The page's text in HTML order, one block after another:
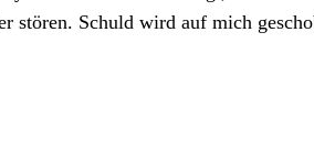
stören. Schuld wird auf mich